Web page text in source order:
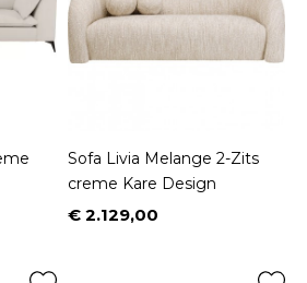
Sofa Livia Melange 2-Zits
creme Kare Design
Prijs
€ 2.129,00